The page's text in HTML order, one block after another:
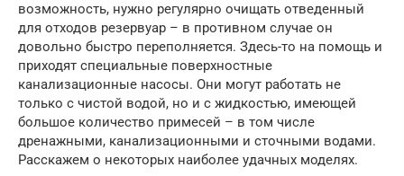
возможность, нужно регулярно очищать отведенный
для отходов резервуар – в противном случае он
довольно быстро переполняется. Здесь-то на помощь и
приходят специальные поверхностные
канализационные насосы. Они могут работать не
только с чистой водой, но и с жидкостью, имеющей
большое количество примесей – в том числе
дренажными, канализационными и сточными водами.
Расскажем о некоторых наиболее удачных моделях.